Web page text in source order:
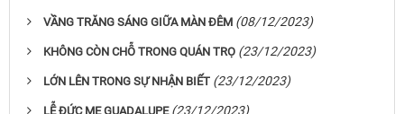
VẦNG TRĂNG SÁNG GIỮA MÀN ĐÊM (08/12/2023)
KHÔNG CÒN CHỖ TRONG QUÁN TRỌ (23/12/2023)
LỚN LÊN TRONG SỰ NHẬN BIẾT (23/12/2023)
LỄ ÐỨC MẸ GUADALUPE (23/12/2023)